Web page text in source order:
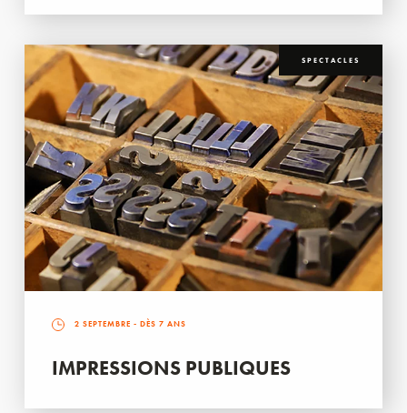
SPECTACLES
2 SEPTEMBRE - DÈS 7 ANS
IMPRESSIONS PUBLIQUES